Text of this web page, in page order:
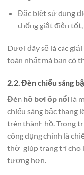
Đặc biệt sử dụng
chống giật điện
Dưới đây sẽ là các
toàn nhất mà bạn có
2.2. Đèn chiếu sáng
Đèn hồ bơi ốp nổi là
chiếu sáng bậc thang
trên thành hồ. Trong
công dụng chính là
thời giúp trang trí cho
tượng hơn.